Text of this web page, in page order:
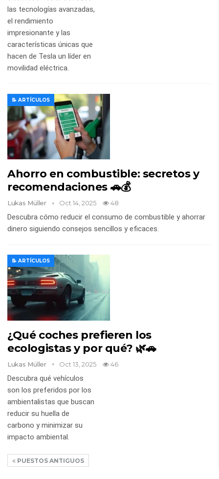
las tecnologías avanzadas,
el rendimiento
impresionante y las
características únicas que
hacen de Tesla un líder en
movilidad eléctrica.
📝 ARTÍCULOS
Ahorro en combustible: secretos y
recomendaciones 🚗💰
Lukas Müller Oct 14, 2025 48
Descubra cómo reducir el consumo de combustible y ahorrar
dinero siguiendo consejos sencillos y eficaces.
📝 ARTÍCULOS
¿Qué coches prefieren los
ecologistas y por qué? 🌿🚗
Lukas Müller Oct 13, 2025 46
Descubra qué vehículos
son los preferidos por los
ambientalistas que buscan
reducir su huella de
carbono y minimizar su
impacto ambiental.
PUESTOS ANTIGUOS